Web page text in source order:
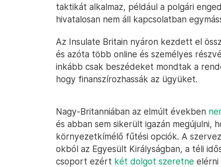
taktikát alkalmaz, például a polgári
hivatalosan nem áll kapcsolatban
Az Insulate Britain nyáron kezdett el
és azóta több online és személyes
inkább csak beszédeket mondtak a
hogy finanszírozhassák az ügyüket.
Nagy-Britanniában az elmúlt években
és abban sem sikerült igazán
környezetkímélő fűtési opciók. A
okból az Egyesült Királyságban, a téli
csoport ezért két dolgot szeretne elérni